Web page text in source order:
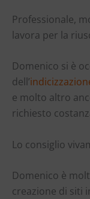
Professionale,
lavora per la
Domenico si è
dell’
e molto altro
richiesto
Lo consiglio
Domenico è
creazione di siti